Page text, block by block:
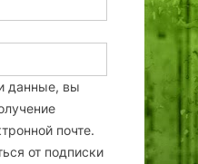
данные, вы
почте.
от подписки